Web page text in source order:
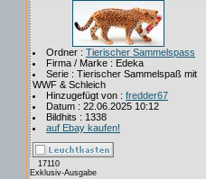
Ordner : Tierischer Sammelspass
Firma / Marke : Edeka
Serie : Tierischer Sammelspaß mit
WWF & Schleich
Hinzugefügt von : fredder67
Datum : 22.06.2025 10:12
Bildhits : 1338
auf Ebay kaufen!
17110
Exklusiv-Ausgabe